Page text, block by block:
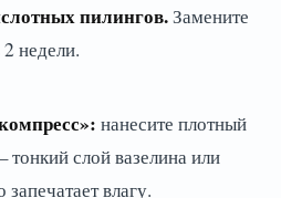
пилингов.Замените
недели.
нанесите плотный
слой вазелина или
влагу.